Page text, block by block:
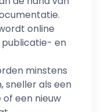
online
en
minstens
sneller als een
of een nieuw